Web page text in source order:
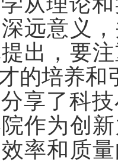
远意义
出，要
的培养和
享了科
作为创
率和质